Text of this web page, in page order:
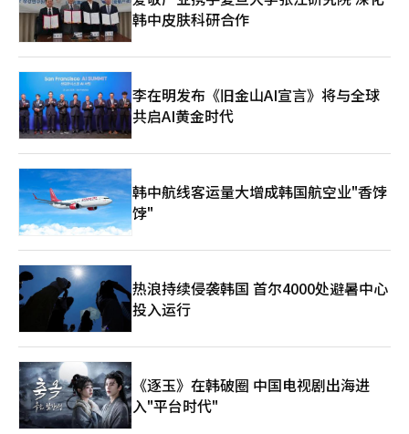
韩中皮肤科研合作
李在明发布《旧金山AI宣言》将与全球
共启AI黄金时代
韩中航线客运量大增成韩国航空业"香饽
饽"
热浪持续侵袭韩国 首尔4000处避暑中心
投入运行
《逐玉》在韩破圈 中国电视剧出海进
入"平台时代"